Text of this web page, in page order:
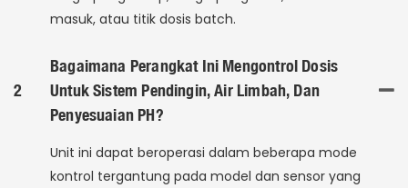
masuk, atau titik dosis batch.
2
Bagaimana Perangkat Ini Mengontrol Dosis
Untuk Sistem Pendingin, Air Limbah, Dan
Penyesuaian PH?
Unit ini dapat beroperasi dalam beberapa mode
kontrol tergantung pada model dan sensor yang